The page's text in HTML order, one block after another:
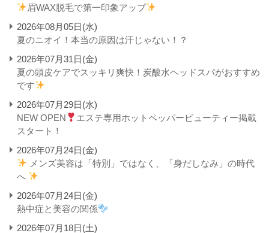
眉WAX脱毛で第一印象アップ
2026年08月05日(水)
夏のニオイ！本当の原因は汗じゃない！？
2026年07月31日(金)
夏の頭皮ケアでスッキリ爽快！炭酸水ヘッドスパがおすすめ
です
2026年07月29日(水)
NEW OPEN
エステ専用ホットペッパービューティー掲載
スタート！
2026年07月24日(金)
メンズ美容は「特別」ではなく、「身だしなみ」の時代
へ
2026年07月24日(金)
熱中症と美容の関係
2026年07月18日(土)